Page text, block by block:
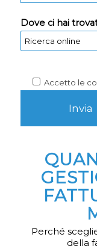
Dove ci hai
Accetto le
Perché
della